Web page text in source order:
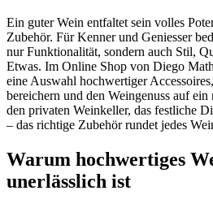
Ein guter Wein entfaltet sein volles
Zubehör. Für Kenner und Geniesser
nur Funktionalität, sondern auch Stil,
Etwas. Im Online Shop von Diego
eine Auswahl hochwertiger
bereichern und den Weingenuss auf
den privaten Weinkeller, das festliche
– das richtige Zubehör rundet jedes
Warum hochwertiges
unerlässlich ist